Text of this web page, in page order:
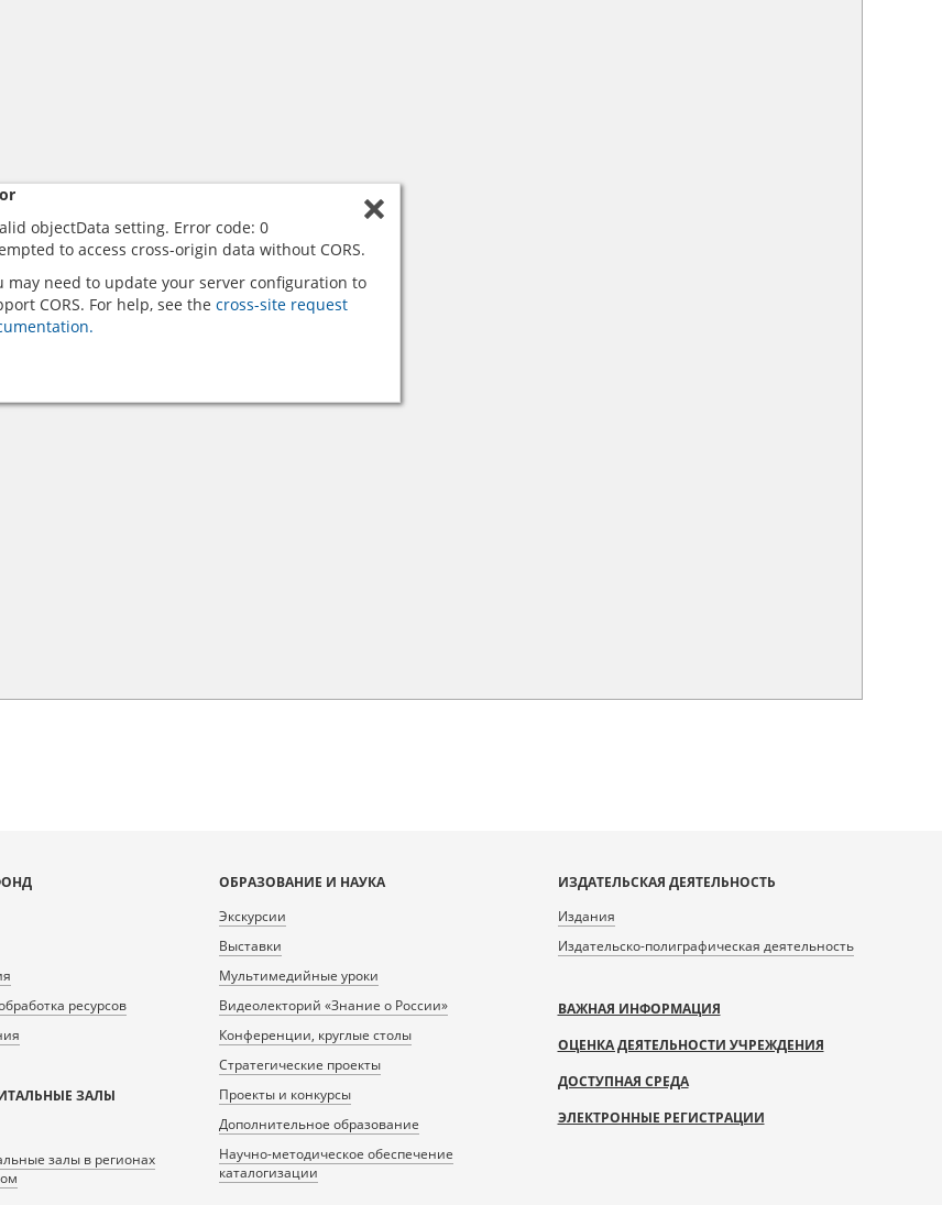
objectData setting. Error code: 0
to access cross-origin data without CORS.
may need to update your server configuration to
CORS. For help, see the cross-site request
ресурсов
ЗАЛЫ
залы в регионах
ОБРАЗОВАНИЕ И НАУКА
Экскурсии
Выставки
Мультимедийные уроки
Видеолекторий «Знание о России»
Конференции, круглые столы
Стратегические проекты
Проекты и конкурсы
Дополнительное образование
Научно-методическое обеспечение
каталогизации
ИЗДАТЕЛЬСКАЯ ДЕЯТЕЛЬНОСТЬ
Издания
Издательско-полиграфическая деятельность
ВАЖНАЯ ИНФОРМАЦИЯ
ОЦЕНКА ДЕЯТЕЛЬНОСТИ УЧРЕЖДЕНИЯ
ДОСТУПНАЯ СРЕДА
ЭЛЕКТРОННЫЕ РЕГИСТРАЦИИ